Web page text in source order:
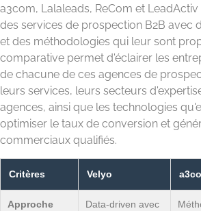
a3com, Lalaleads, ReCom et
des services de prospection B2B avec
et des méthodologies qui leur sont
comparative permet d'éclairer les
de chacune de ces agences de
leurs services, leurs secteurs
agences, ainsi que les technologies
optimiser le taux de conversion et
commerciaux qualifiés.
Critères Velyo
Approche
Data-driven avec